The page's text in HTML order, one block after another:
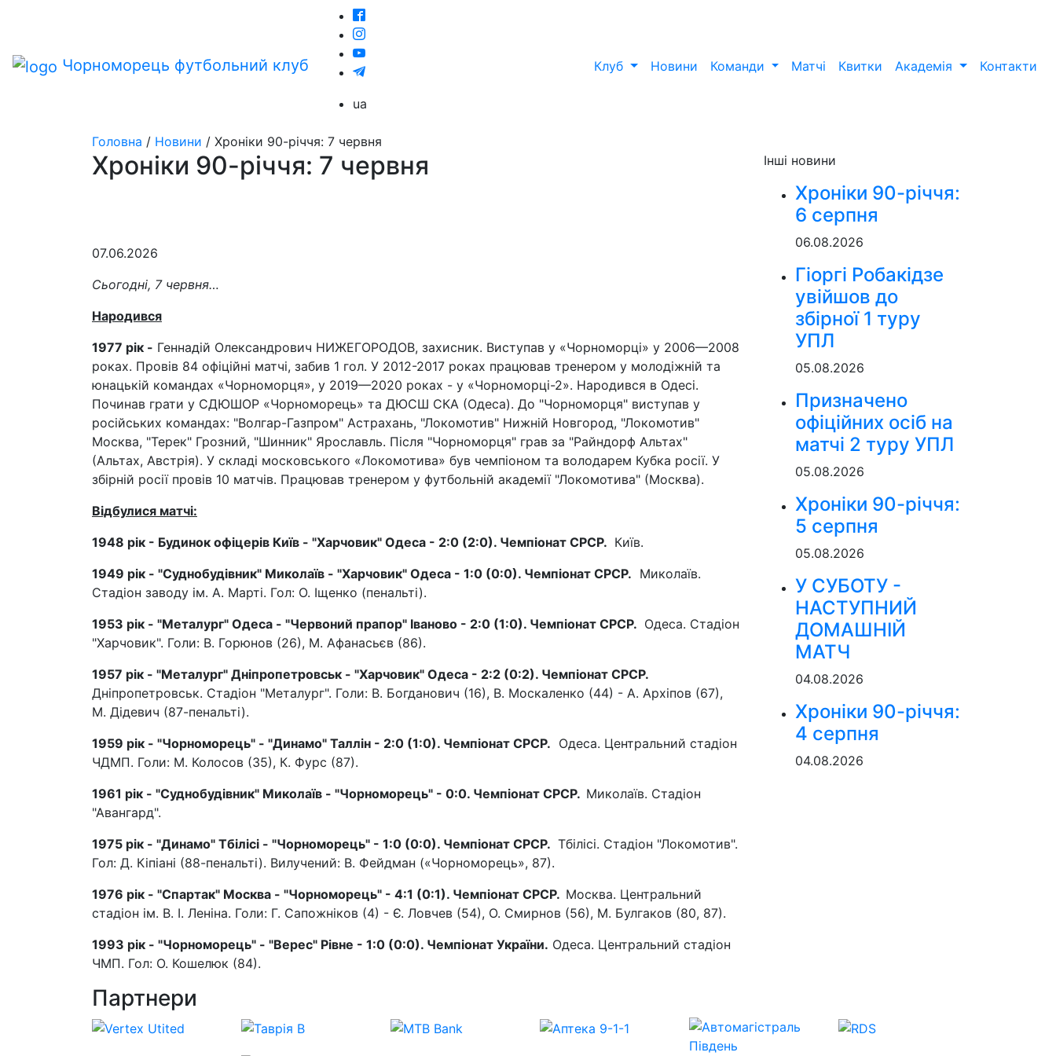
Чорноморець футбольний клуб
ua
Клуб Новини Команди Матчі Квитки Академія Контакти
Головна / Новини / Хроніки 90-річчя: 7 червня
Хроніки 90-річчя: 7 червня
07.06.2026
Сьогодні, 7 червня…
Народився
1977 рік - Геннадій Олександрович НИЖЕГОРОДОВ, захисник. Виступав у «Чорноморці» у 2006—2008
роках. Провів 84 офіційні матчі, забив 1 гол. У 2012-2017 роках працював тренером у молодіжній та
юнацькій командах «Чорноморця», у 2019—2020 роках - у «Чорноморці-2». Народився в Одесі.
Починав грати у СДЮШОР «Чорноморець» та ДЮСШ СКА (Одеса). До "Чорноморця" виступав у
російських командах: "Волгар-Газпром" Астрахань, "Локомотив" Нижній Новгород, "Локомотив"
Москва, "Терек" Грозний, "Шинник" Ярославль. Після "Чорноморця" грав за "Райндорф Альтах"
(Альтах, Австрія). У складі московського «Локомотива» був чемпіоном та володарем Кубка росії. У
збірній росії провів 10 матчів. Працював тренером у футбольній академії "Локомотива" (Москва).
Відбулися матчі:
1948 рік - Будинок офіцерів Київ - "Харчовик" Одеса - 2:0 (2:0). Чемпіонат СРСР. Київ.
1949 рік - "Суднобудівник" Миколаїв - "Харчовик" Одеса - 1:0 (0:0). Чемпіонат СРСР. Миколаїв.
Стадіон заводу ім. А. Марті. Гол: О. Іщенко (пенальті).
1953 рік - "Металург" Одеса - "Червоний прапор" Іваново - 2:0 (1:0). Чемпіонат СРСР. Одеса. Стадіон
"Харчовик". Голи: В. Горюнов (26), М. Афанасьєв (86).
1957 рік - "Металург" Дніпропетровськ - "Харчовик" Одеса - 2:2 (0:2). Чемпіонат СРСР.
Дніпропетровськ. Стадіон "Металург". Голи: В. Богданович (16), В. Москаленко (44) - А. Архіпов (67),
М. Дідевич (87-пенальті).
1959 рік - "Чорноморець" - "Динамо" Таллін - 2:0 (1:0). Чемпіонат СРСР. Одеса. Центральний стадіон
ЧДМП. Голи: М. Колосов (35), К. Фурс (87).
1961 рік - "Суднобудівник" Миколаїв - "Чорноморець" - 0:0. Чемпіонат СРСР. Миколаїв. Стадіон
"Авангард".
1975 рік - "Динамо" Тбілісі - "Чорноморець" - 1:0 (0:0). Чемпіонат СРСР. Тбілісі. Стадіон "Локомотив".
Гол: Д. Кіпіані (88-пенальті). Вилучений: В. Фейдман («Чорноморець», 87).
1976 рік - "Спартак" Москва - "Чорноморець" - 4:1 (0:1). Чемпіонат СРСР. Москва. Центральний
стадіон ім. В. І. Леніна. Голи: Г. Сапожніков (4) - Є. Ловчев (54), О. Смирнов (56), М. Булгаков (80, 87).
1993 рік - "Чорноморець" - "Верес" Рівне - 1:0 (0:0). Чемпіонат України. Одеса. Центральний стадіон
ЧМП. Гол: О. Кошелюк (84).
Інші новини
Хроніки 90-річчя:
6 серпня
06.08.2026
Гіоргі Робакідзе
увійшов до
збірної 1 туру
УПЛ
05.08.2026
Призначено
офіційних осіб на
матчі 2 туру УПЛ
05.08.2026
Хроніки 90-річчя:
5 серпня
05.08.2026
У СУБОТУ -
НАСТУПНИЙ
ДОМАШНІЙ
МАТЧ
04.08.2026
Хроніки 90-річчя:
4 серпня
04.08.2026
Партнери